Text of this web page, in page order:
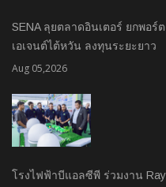
SENA ลุยตลาดอินเตอร์ ยกพอร์
เอเจนต์ไต้หวัน ลงทุนระยะยาว
Aug 05,2026
โรงไฟฟ้าบีแอลซีพี ร่วมงาน